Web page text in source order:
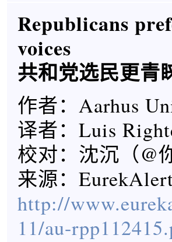
Republicans
voices
共和党选民更青
作者：Aarhus
译者：Luis
校对：沈沉（@
来源：EurekAlert
http://
11/au-